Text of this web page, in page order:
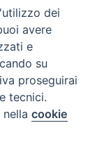
dei
avere
e
su
proseguirai
tecnici.
nellacookie